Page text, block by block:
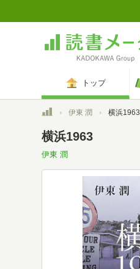
トップ
トップ伊東 潤 横浜1963
横浜1963
伊東 潤